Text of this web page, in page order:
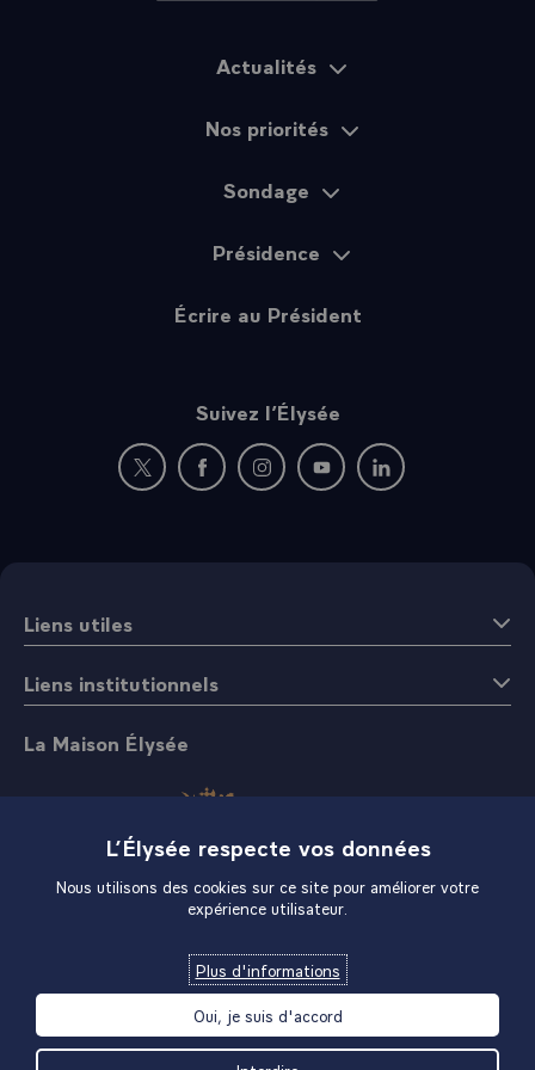
Actualités
Nos priorités
Sondage
Présidence
Écrire au Président
Suivez l’Élysée
Nouvelle fenêtre : rejoignez-nous sur Twitter
Nouvelle fenêtre : rejoignez-nous sur
Nouvelle fenêtre : rejoignez-nous
Nouvelle fenêtre :
Nouvelle fenêtre :
Liens utiles
Liens institutionnels
La Maison Élysée
L’Élysée respecte vos données
Nous utilisons des cookies sur ce site pour améliorer votre
expérience utilisateur.
Plus d'informations
Oui, je suis d'accord